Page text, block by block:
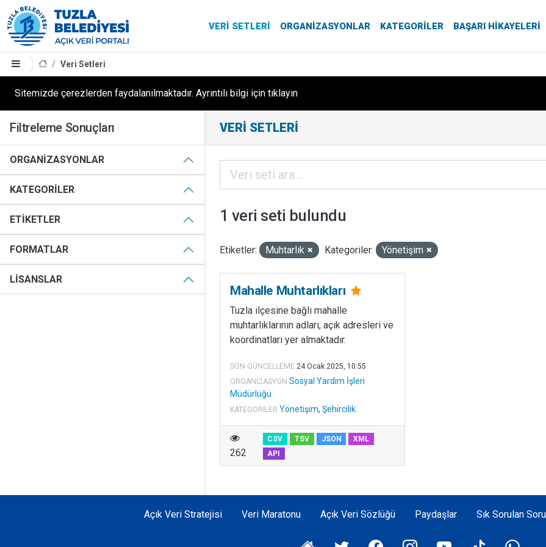
VERI SETLERI ORGANIZASYONLAR KATEGORILER BAŞARI HIKAYELERI
Veri Setleri
Sitemizde çerezlerden faydalanılmaktadır. Ayrıntılı bilgi için tıklayın
Filtreleme Sonuçları
ORGANIZASYONLAR
KATEGORILER
ETIKETLER
FORMATLAR
LISANSLAR
VERI SETLERI
1 veri seti bulundu
Etiketler: Muhtarlık Kategoriler: Yönetişim
Mahalle Muhtarlıkları
Tuzla ilçesine bağlı mahalle
muhtarlıklarının adları, açık adresleri ve
koordinatları yer almaktadır.
SON GÜNCELLEME 24 Ocak 2025, 10:55
ORGANIZASYON Sosyal Yardım İşleri
Müdürlüğü
KATEGORILER Yönetişim, Şehircilik
262
CSV TSV JSON
XML
API
Açık Veri Stratejisi Veri Maratonu Açık Veri Sözlüğü Paydaşlar Sık Sorulan